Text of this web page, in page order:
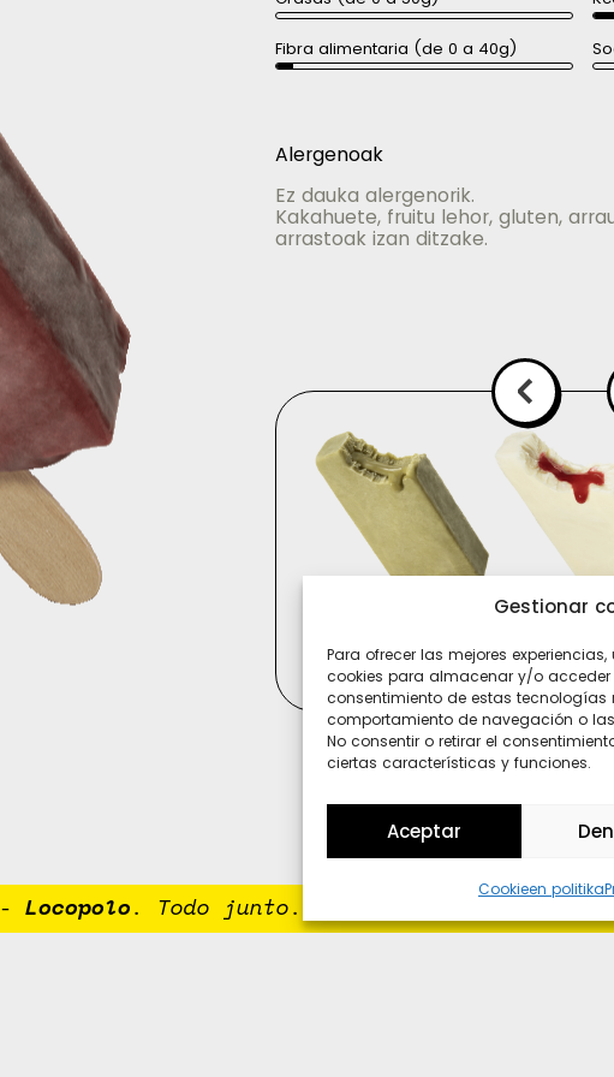
Gestionar
Para ofrecer las mejores
cookies para almacenar y/o
consentimiento de estas
comportamiento de navegación o
No consentir o retirar el
ciertas características y funciones.
Aceptar
Cookieen politika
Fibra alimentaria (de 0 a 40g)
Alergenoak
Ez dauka alergenorik.
Kakahuete, fruitu lehor, gluten,
arrastoak izan ditzake.
Locopolo. Todo junto. Porque no hay loco sin